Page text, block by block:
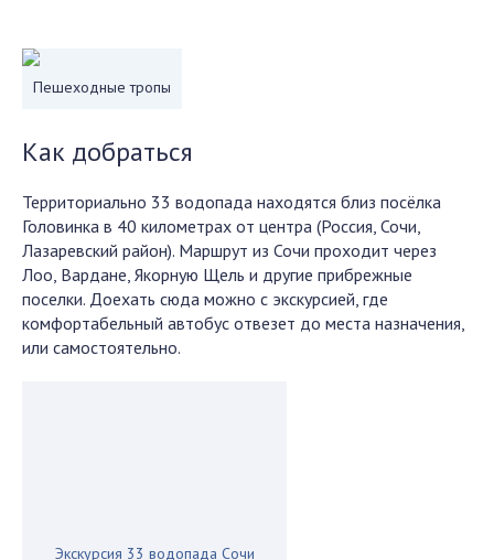
Пешеходные тропы
Как добраться
Территориально 33 водопада находятся близ посёлка
Головинка в 40 километрах от центра (Россия, Сочи,
Лазаревский район). Маршрут из Сочи проходит через
Лоо, Вардане, Якорную Щель и другие прибрежные
поселки. Доехать сюда можно с экскурсией, где
комфортабельный автобус отвезет до места назначения,
или самостоятельно.
Экскурсия 33 водопада Сочи